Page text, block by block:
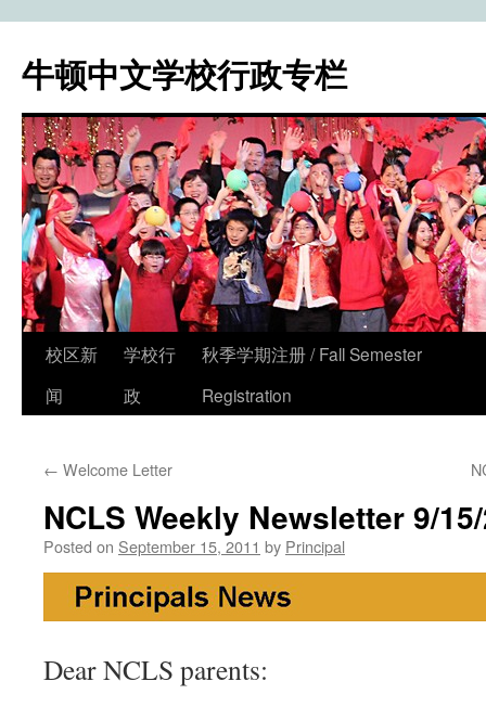
牛顿中文学校行政专栏
Skip
校区新
闻
学校行
政
秋季学期注册 / Fall Semester
Registration
← Welcome Letter
NCLS Weekly Newsletter 9/
Posted on September 15, 2011 by Principal
Dear NCLS parents: